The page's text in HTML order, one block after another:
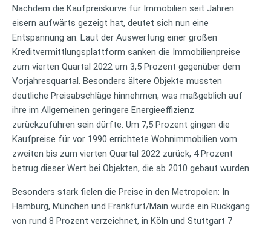
Nachdem die Kaufpreiskurve für Immobilien seit Jahren
eisern aufwärts gezeigt hat, deutet sich nun eine
Entspannung an. Laut der Auswertung einer großen
Kreditvermittlungsplattform sanken die Immobilienpreise
zum vierten Quartal 2022 um 3,5 Prozent gegenüber dem
Vorjahresquartal. Besonders ältere Objekte mussten
deutliche Preisabschläge hinnehmen, was maßgeblich auf
ihre im Allgemeinen geringere Energieeffizienz
zurückzuführen sein dürfte. Um 7,5 Prozent gingen die
Kaufpreise für vor 1990 errichtete Wohnimmobilien vom
zweiten bis zum vierten Quartal 2022 zurück, 4 Prozent
betrug dieser Wert bei Objekten, die ab 2010 gebaut wurden.
Besonders stark fielen die Preise in den Metropolen: In
Hamburg, München und Frankfurt/Main wurde ein Rückgang
von rund 8 Prozent verzeichnet, in Köln und Stuttgart 7